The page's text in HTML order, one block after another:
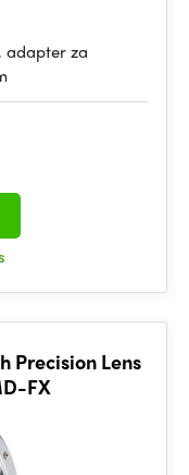
adapter za
Precision Lens
FX